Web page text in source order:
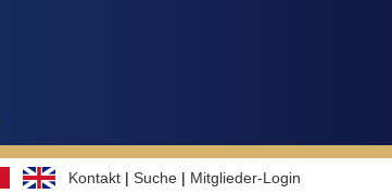
Kontakt | Suche | Mitglieder-Login